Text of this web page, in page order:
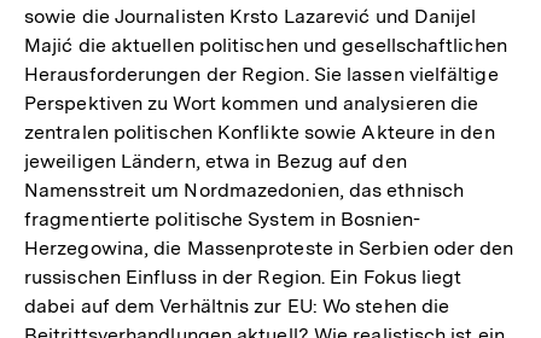
sowie die Journalisten Krsto Lazarević und Danijel
Majić die aktuellen politischen und gesellschaftlichen
Herausforderungen der Region. Sie lassen vielfältige
Perspektiven zu Wort kommen und analysieren die
zentralen politischen Konflikte sowie Akteure in den
jeweiligen Ländern, etwa in Bezug auf den
Namensstreit um Nordmazedonien, das ethnisch
fragmentierte politische System in Bosnien-
Herzegowina, die Massenproteste in Serbien oder den
russischen Einfluss in der Region. Ein Fokus liegt
dabei auf dem Verhältnis zur EU: Wo stehen die